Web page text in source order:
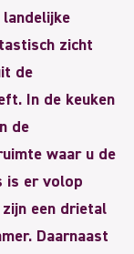
zicht
de
In de keuken
de
waar u de
is er volop
een drietal
Daarnaast